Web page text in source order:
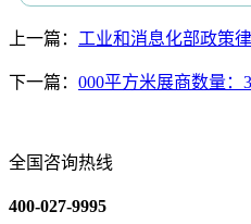
上一篇： 工业和消息化部政策
下一篇： 000平方米展商数量：
全国咨询热线
400-027-9995